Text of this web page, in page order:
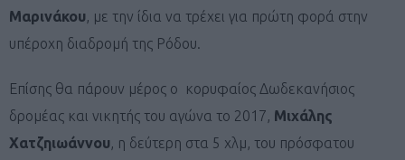
Μαρινάκου, με την ίδια να τρέχει για πρώτη φορά στην
υπέροχη διαδρομή της Ρόδου.
Επίσης θα πάρουν μέρος ο κορυφαίος Δωδεκανήσιος
δρομέας και νικητής του αγώνα το 2017, Μιχάλης
Χατζηιωάννου, η δεύτερη στα 5 χλμ, του πρόσφατου